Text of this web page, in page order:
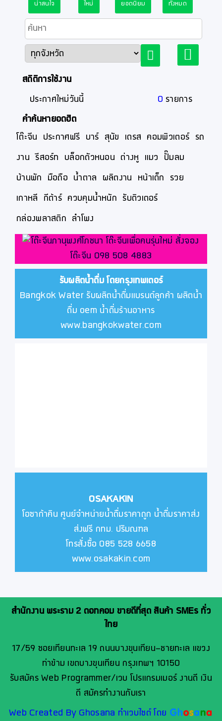
น่าสนใจ ใหม่ ยอดนิยม ทั้งหมด
สถิติการใช้งาน
ประกาศใหม่วันนี้ 0 รายการ
คำค้นหายอดฮิต
โต๊ะจีน
ประกาศฟรี บาร์ สุนัข เดรส คอมพิวเตอร์ รถ
งาน รีสอร์ท บล็อกตัวหนอน ต่างหู แมว ปั๊มลม
บ้านพัก มือถือ น้ำตาล ผลิตงาน หน้าเด็ก รวย
เกาหลี กีต้าร์ ควบคุมน้ำหนัก รับติวเตอร์
กล่องพลาสติก ลำโพง
รับผลิตน้ำดื่ม โดยกรุงเทพเตอร์
Bangkok Water รับผลิตน้ำดื่มแบรนด์ลูกค้า ผลิตน้ำ
ดื่ม oem น้ำดื่มร้านอาหาร
www.bangkokwater.com
OSAKAKIN
โอซาก้าคิน ศูนย์จำหน่ายน้ำดื่มราคาถูก น้ำดื่มราคาส่ง
ส่งฟรี กทม. ปริมณฑล
โทรสั่งซื้อ 085 528 6658
www.osakakin.com
สำนักงาน พระราม 2 ดอทคอม ขายดีที่สุด สินค้า SMEs ทั่ว
ไทย
17/59 ซอยเทียนทะเล 19 ถนนบางขุนเทียน-ชายทะเล แขวง
ท่าข้าม เขตบางขุนเทียน กรุงเทพฯ 10150
รับสมัคร Web Programmer/เวบ โปรแกรมเมอร์ งานดี เงิน
ดี สมัครทำงานกับเรา
Web Created By Ghosana ทำเวบไซต์ โดย